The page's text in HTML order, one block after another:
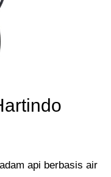
api berbasis air